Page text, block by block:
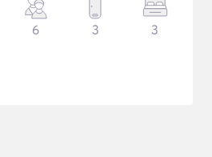
6 3 3